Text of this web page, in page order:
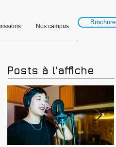
Nos campus
Brochure
Posts à l'affiche